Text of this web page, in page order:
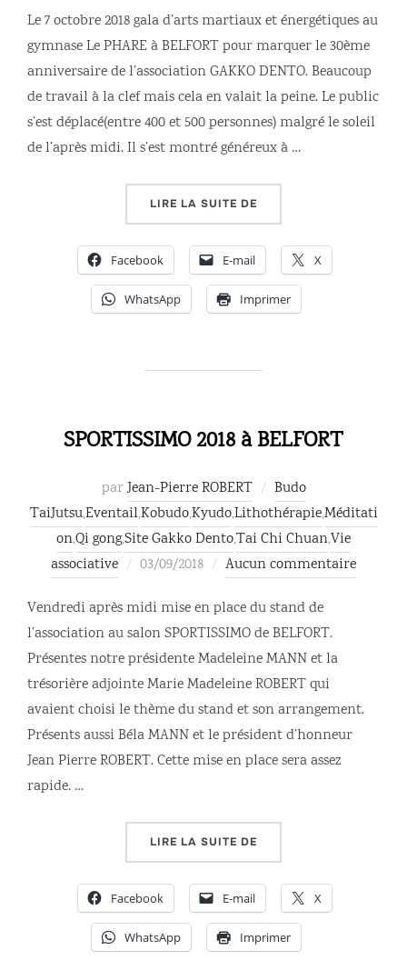
Le 7 octobre 2018 gala d’arts martiaux et énergétiques au
gymnase Le PHARE à BELFORT pour marquer le 30ème
anniversaire de l’association GAKKO DENTO. Beaucoup
de travail à la clef mais cela en valait la peine. Le public
s’est déplacé(entre 400 et 500 personnes) malgré le soleil
de l’après midi. Il s’est montré généreux à …
LIRE LA SUITE DE
Facebook E-mail X
WhatsApp Imprimer
SPORTISSIMO 2018 à BELFORT
parJean-Pierre ROBERT
Budo
TaiJutsu,Eventail,Kobudo,Kyudo,Lithothérapie,Méditati
on,Qi gong,Site Gakko Dento,Tai Chi Chuan,Vie
associative
Publié
03/09/2018 Aucun commentaire
Vendredi après midi mise en place du stand de
l’association au salon SPORTISSIMO de BELFORT.
Présentes notre présidente Madeleine MANN et la
trésorière adjointe Marie Madeleine ROBERT qui
avaient choisi le thème du stand et son arrangement.
Présents aussi Béla MANN et le président d’honneur
Jean Pierre ROBERT. Cette mise en place sera assez
rapide. …
LIRE LA SUITE DE
Facebook E-mail X
WhatsApp Imprimer